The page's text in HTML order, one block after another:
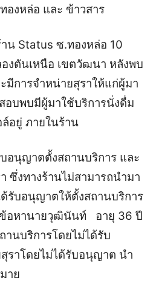
องหล่อ และ ข้าวสาร
น Status ซ.ทองหล่อ 10
งตันเหนือ เขตวัฒนา หลังพบ
มีการจำหน่ายสุราให้แก่ผู้มา
บพบมีผู้มาใช้บริการนั่งดื่ม
อยู่ ภายในร้าน
อนุญาตตั้งสถานบริการ และ
ซึ่งทางร้านไม่สามารถนำมา
ด้รับอนุญาตให้ตั้งสถานบริการ
ข้อหานายวุฒินันท์ อายุ 36 ปี
านบริการโดยไม่ได้รับ
ราโดยไม่ได้รับอนุญาต นำ
าย